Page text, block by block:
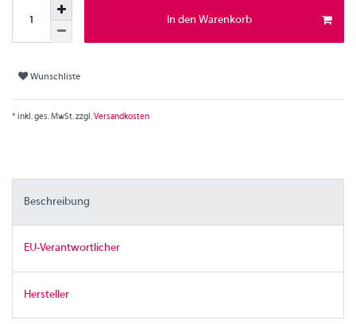
In den Warenkorb
Wunschliste
* inkl. ges. MwSt. zzgl.Versandkosten
Beschreibung
EU-Verantwortlicher
Hersteller